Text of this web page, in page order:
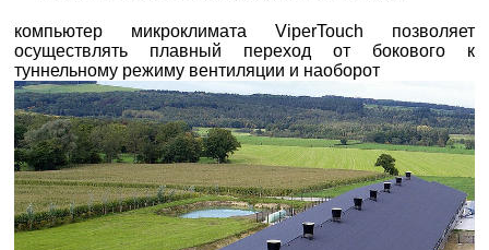
компьютер микроклимата ViperTouch позволяет
осуществлять плавный переход от бокового к
туннельному режиму вентиляции и наоборот